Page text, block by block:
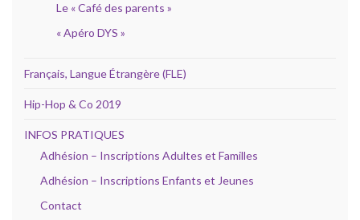
Le « Café des parents »
« Apéro DYS »
Français, Langue Étrangère (FLE)
Hip-Hop & Co 2019
INFOS PRATIQUES
Adhésion – Inscriptions Adultes et Familles
Adhésion – Inscriptions Enfants et Jeunes
Contact